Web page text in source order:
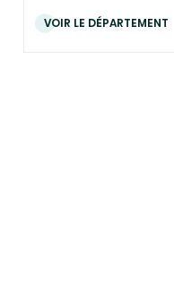
VOIR LE DÉPARTEMENT